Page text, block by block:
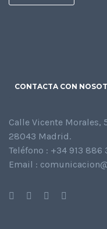
CONTACTA CON
Calle Vicente Morales,
28043 Madrid.
Teléfono : +34 913 886
Email :